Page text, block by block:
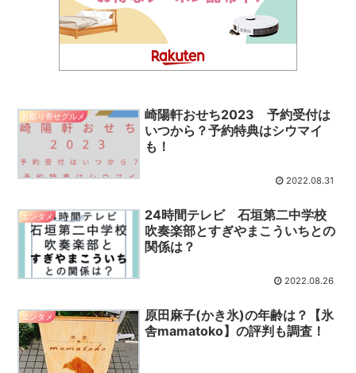
お取り寄せグルメ
崎陽軒おせち2023 予約受付は
いつから？予約特典はシウマイ
も！
2022.08.31
エンタメ
24時間テレビ 石垣第二中学校
吹奏楽部とすぎやまこういちとの
関係は？
2022.08.26
エンタメ
原田麻子(かき氷)の年齢は？【氷
舎mamatoko】の評判も調査！